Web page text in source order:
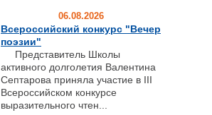
06.08.2026
Всероссийский конкурс "Вечер
поэзии"
Представитель Школы
активного долголетия Валентина
Септарова приняла участие в III
Всероссийском конкурсе
выразительного чтен...